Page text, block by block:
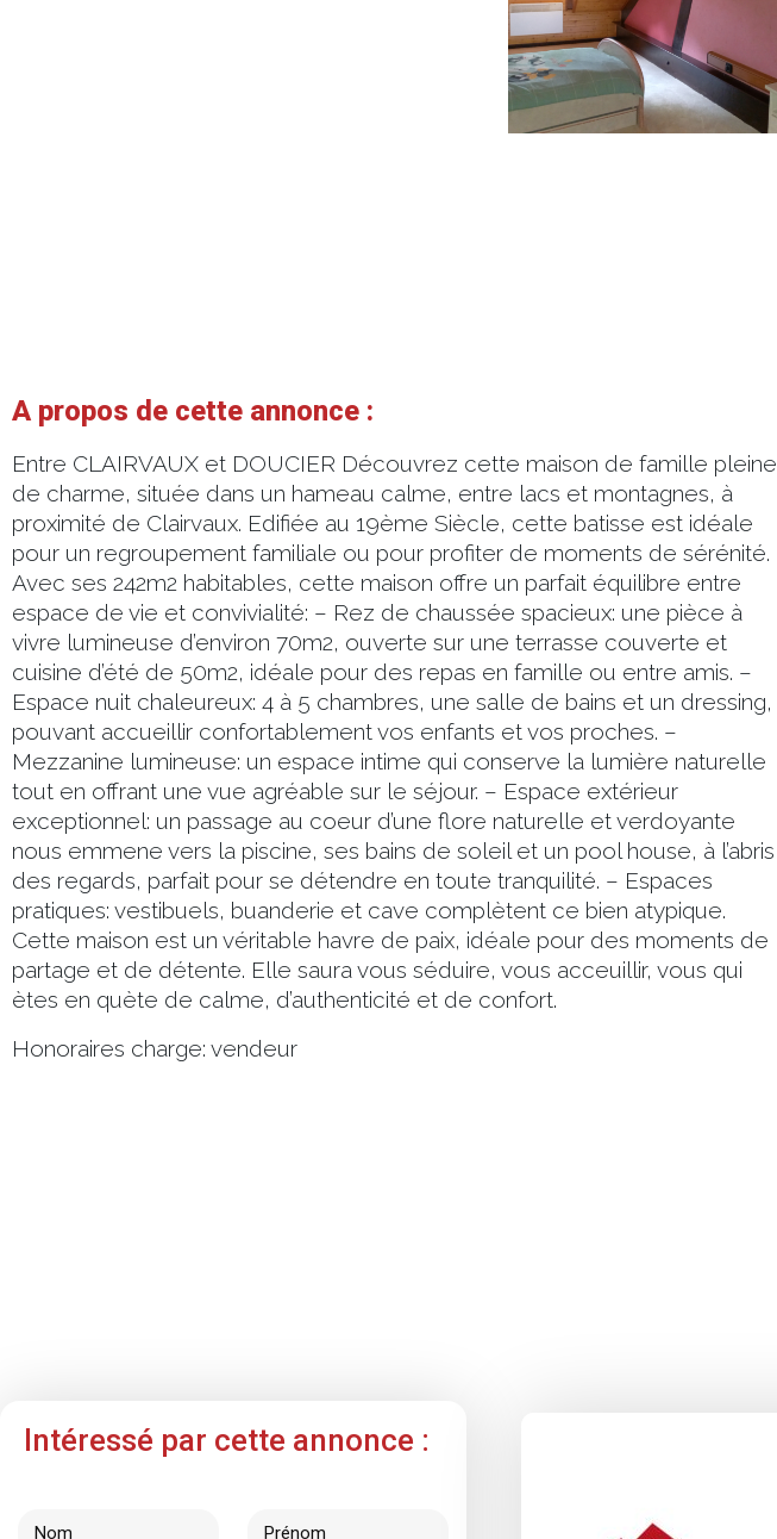
A propos de cette annonce :
Entre CLAIRVAUX et DOUCIER Découvrez cette maison de famille pleine
de charme, située dans un hameau calme, entre lacs et montagnes, à
proximité de Clairvaux. Edifiée au 19ème Siècle, cette batisse est idéale
pour un regroupement familiale ou pour profiter de moments de sérénité.
Avec ses 242m2 habitables, cette maison offre un parfait équilibre entre
espace de vie et convivialité: – Rez de chaussée spacieux: une pièce à
vivre lumineuse d’environ 70m2, ouverte sur une terrasse couverte et
cuisine d’été de 50m2, idéale pour des repas en famille ou entre amis. –
Espace nuit chaleureux: 4 à 5 chambres, une salle de bains et un dressing,
pouvant accueillir confortablement vos enfants et vos proches. –
Mezzanine lumineuse: un espace intime qui conserve la lumière naturelle
tout en offrant une vue agréable sur le séjour. – Espace extérieur
exceptionnel: un passage au coeur d’une flore naturelle et verdoyante
nous emmene vers la piscine, ses bains de soleil et un pool house, à l’abris
des regards, parfait pour se détendre en toute tranquilité. – Espaces
pratiques: vestibuels, buanderie et cave complètent ce bien atypique.
Cette maison est un véritable havre de paix, idéale pour des moments de
partage et de détente. Elle saura vous séduire, vous acceuillir, vous qui
ètes en quète de calme, d’authenticité et de confort.
Honoraires charge: vendeur
Intéressé par cette annonce :